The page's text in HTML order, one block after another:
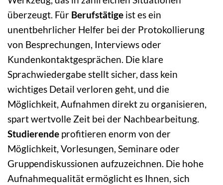
überzeugt. Für Berufstätige ist es ein
unentbehrlicher Helfer bei der Protokollierung
von Besprechungen, Interviews oder
Kundenkontaktgesprächen. Die klare
Sprachwiedergabe stellt sicher, dass kein
wichtiges Detail verloren geht, und die
Möglichkeit, Aufnahmen direkt zu organisieren,
spart wertvolle Zeit bei der Nachbearbeitung.
Studierende profitieren enorm von der
Möglichkeit, Vorlesungen, Seminare oder
Gruppendiskussionen aufzuzeichnen. Die hohe
Aufnahmequalität ermöglicht es Ihnen, sich